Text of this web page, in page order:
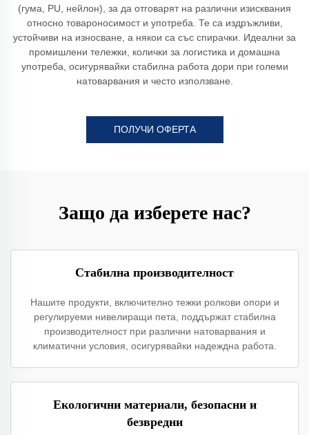
(гума, PU, нейлон), за да отговарят на различни изисквания
относно товароносимост и употреба. Те са издръжливи,
устойчиви на износване, а някои са със спирачки. Идеални за
промишлени тележки, колички за логистика и домашна
употреба, осигурявайки стабилна работа дори при големи
натоварвания и често използване.
ПОЛУЧИ ОФЕРТА
Защо да изберете нас?
Стабилна производителност
Нашите продукти, включително тежки ролкови опори и
регулируеми нивелиращи пета, поддържат стабилна
производителност при различни натоварвания и
климатични условия, осигурявайки надеждна работа.
Екологични материали, безопасни и
безвредни